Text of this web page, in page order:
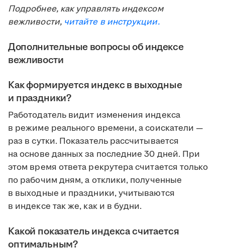
Подробнее, как управлять индексом
вежливости, читайте в инструкции.
Дополнительные вопросы об индексе
вежливости
Как формируется индекс в выходные
и праздники?
Работодатель видит изменения индекса
в режиме реального времени, а соискатели —
раз в сутки. Показатель рассчитывается
на основе данных за последние 30 дней. При
этом время ответа рекрутера считается только
по рабочим дням, а отклики, полученные
в выходные и праздники, учитываются
в индексе так же, как и в будни.
Какой показатель индекса считается
оптимальным?